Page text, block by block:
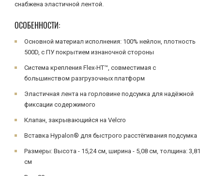
снабжена эластичной лентой.
ОСОБЕННОСТИ:
Основной материал исполнения: 100% нейлон, плотность
500D, с ПУ покрытием изнаночной стороны
Система крепления Flex-HT™, совместимая с
большинством разгрузочных платформ
Эластичная лента на горловине подсумка для надёжной
фиксации содержимого
Клапан, закрывающийся на Velcro
Вставка Hypalon® для быстрого расстёгивания подсумка
Размеры: Высота - 15,24 см, ширина - 5,08 см, толщина: 3,81
см